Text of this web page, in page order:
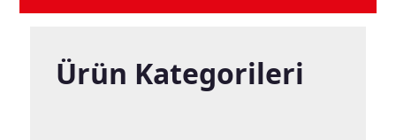
Ürün Kategorileri